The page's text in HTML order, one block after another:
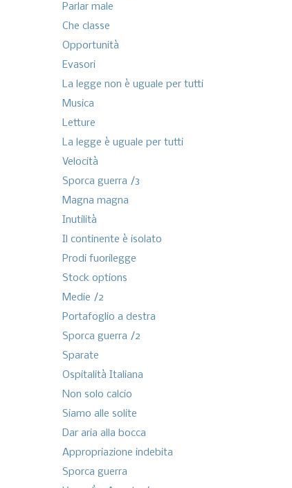
Parlar male
Che classe
Opportunità
Evasori
La legge non è uguale per tutti
Musica
Letture
La legge è uguale per tutti
Velocità
Sporca guerra /3
Magna magna
Inutilità
Il continente è isolato
Prodi fuorilegge
Stock options
Medie /2
Portafoglio a destra
Sporca guerra /2
Sparate
Ospitalità Italiana
Non solo calcio
Siamo alle solite
Dar aria alla bocca
Appropriazione indebita
Sporca guerra